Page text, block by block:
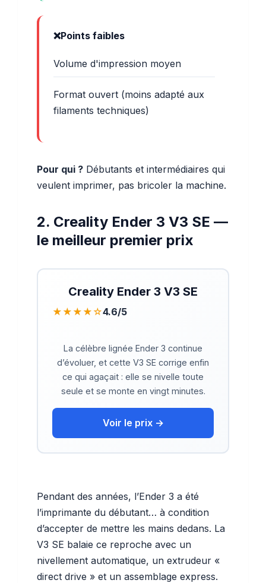
Points faibles
Volume d'impression moyen
Format ouvert (moins adapté aux
filaments techniques)
Pour qui ? Débutants et intermédiaires qui
veulent imprimer, pas bricoler la machine.
2. Creality Ender 3 V3 SE —
le meilleur premier prix
Creality Ender 3 V3 SE
★★★★☆4.6/5
La célèbre lignée Ender 3 continue
d’évoluer, et cette V3 SE corrige enfin
ce qui agaçait : elle se nivelle toute
seule et se monte en vingt minutes.
Voir le prix →
Pendant des années, l’Ender 3 a été
l’imprimante du débutant… à condition
d’accepter de mettre les mains dedans. La
V3 SE balaie ce reproche avec un
nivellement automatique, un extrudeur «
direct drive » et un assemblage express.